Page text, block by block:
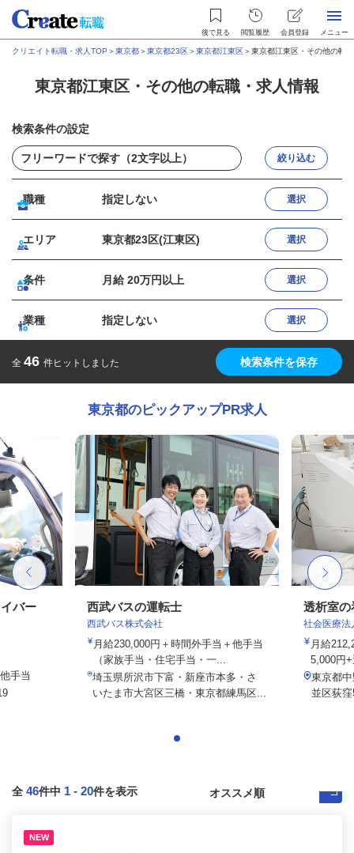
後で見る 閲覧履歴 会員登録 メニュー
クリエイト転職・求人TOP ＞東京都＞東京都23区＞東京都江東区＞東京都江東区・その他の転
東京都江東区・その他の転職・求人情報
検索条件の設定
絞り込む
職種 指定しない 選択
エリア 東京都23区(江東区) 選択
条件 月給 20万円以上 選択
業種 指定しない 選択
全 46 件ヒットしました 検索条件を保存
東京都のピックアップPR求人
バー
手当
西武バスの運転士
西武バス株式会社
月給230,000円＋時間外手当＋他手当
（家族手当・住宅手当・一...
埼玉県所沢市下富・新座市本多・さ
いたま市大宮区三橋・東京都練馬区...
透析室の
社会医療
月給
5,000円
東京都
並区荻
全 46件中 1 - 20件を表示
NEW